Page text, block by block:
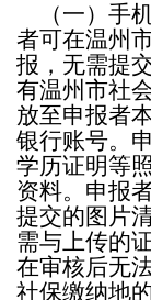
（一）手
者可在温州
报，无需提
有温州市社
放至申报者
银行账号。
学历证明等
资料。申报
提交的图片
需与上传的
在审核后无
社保缴纳地